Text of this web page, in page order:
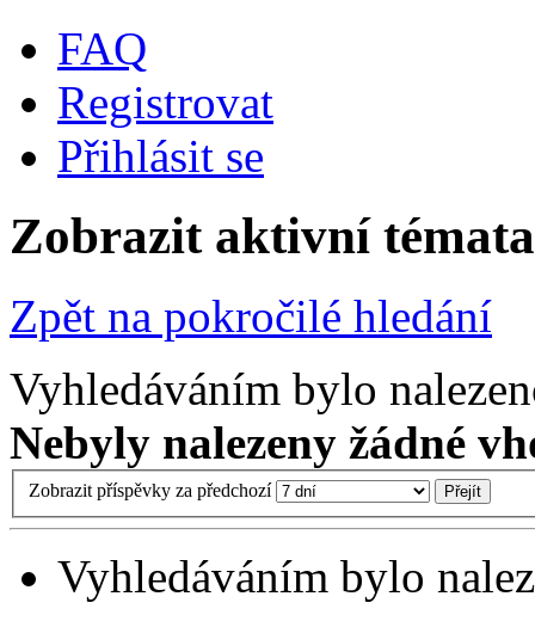
FAQ
Registrovat
Přihlásit se
Zobrazit aktivní témata
Zpět na pokročilé hledání
Vyhledáváním bylo
Nebyly nalezeny žádné
Zobrazit příspěvky za předchozí
Vyhledáváním bylo